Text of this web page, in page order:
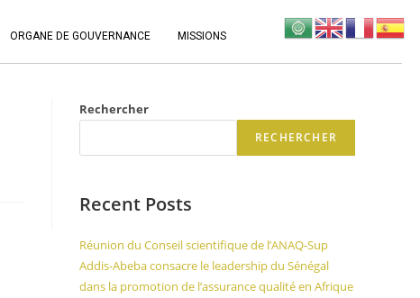
ORGANE DE GOUVERNANCE MISSIONS
Rechercher
RECHERCHER
Recent Posts
Réunion du Conseil scientifique de l’ANAQ-Sup
Addis-Abeba consacre le leadership du Sénégal
dans la promotion de l’assurance qualité en Afrique